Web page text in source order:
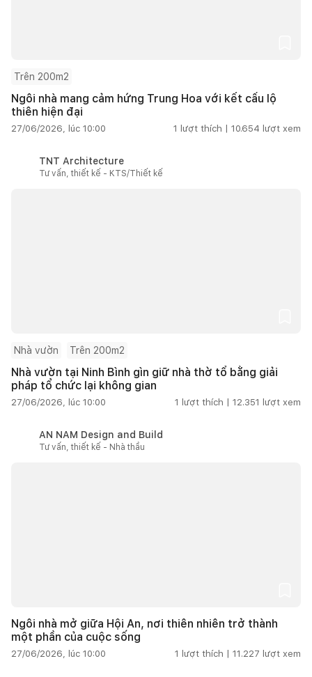
Trên 200m2
Ngôi nhà mang cảm hứng Trung Hoa với kết cấu lộ
thiên hiện đại
27/06/2026, lúc 10:00 1 lượt thích | 10.654 lượt xem
TNT Architecture
Tư vấn, thiết kế - KTS/Thiết kế
Nhà vườn Trên 200m2
Nhà vườn tại Ninh Bình gìn giữ nhà thờ tổ bằng giải
pháp tổ chức lại không gian
27/06/2026, lúc 10:00 1 lượt thích | 12.351 lượt xem
AN NAM Design and Build
Tư vấn, thiết kế - Nhà thầu
Ngôi nhà mở giữa Hội An, nơi thiên nhiên trở thành
một phần của cuộc sống
27/06/2026, lúc 10:00 1 lượt thích | 11.227 lượt xem